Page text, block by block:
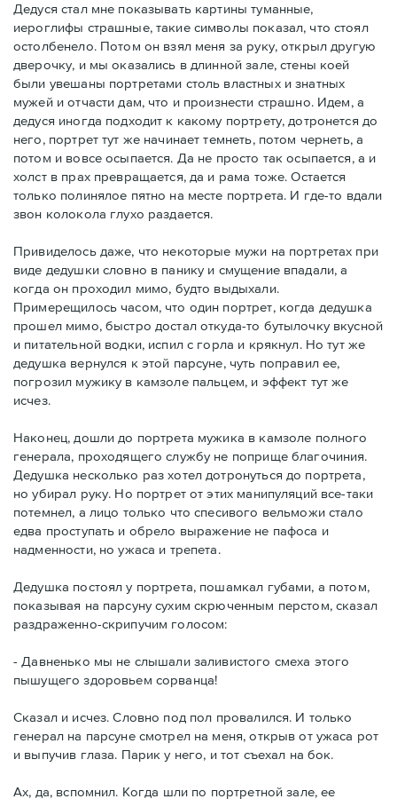
Дедуся стал мне показывать картины туманные,
иероглифы страшные, такие символы показал, что стоял
остолбенело. Потом он взял меня за руку, открыл другую
дверочку, и мы оказались в длинной зале, стены коей
были увешаны портретами столь властных и знатных
мужей и отчасти дам, что и произнести страшно. Идем, а
дедуся иногда подходит к какому портрету, дотронется до
него, портрет тут же начинает темнеть, потом чернеть, а
потом и вовсе осыпается. Да не просто так осыпается, а и
холст в прах превращается, да и рама тоже. Остается
только полинялое пятно на месте портрета. И где-то вдали
звон колокола глухо раздается.
Привиделось даже, что некоторые мужи на портретах при
виде дедушки словно в панику и смущение впадали, а
когда он проходил мимо, будто выдыхали.
Примерещилось часом, что один портрет, когда дедушка
прошел мимо, быстро достал откуда-то бутылочку вкусной
и питательной водки, испил с горла и крякнул. Но тут же
дедушка вернулся к этой парсуне, чуть поправил ее,
погрозил мужику в камзоле пальцем, и эффект тут же
исчез.
Наконец, дошли до портрета мужика в камзоле полного
генерала, проходящего службу не поприще благочиния.
Дедушка несколько раз хотел дотронуться до портрета,
но убирал руку. Но портрет от этих манипуляций все-таки
потемнел, а лицо только что спесивого вельможи стало
едва проступать и обрело выражение не пафоса и
надменности, но ужаса и трепета.
Дедушка постоял у портрета, пошамкал губами, а потом,
показывая на парсуну сухим скрюченным перстом, сказал
раздраженно-скрипучим голосом:
- Давненько мы не слышали заливистого смеха этого
пышущего здоровьем сорванца!
Сказал и исчез. Словно под пол провалился. И только
генерал на парсуне смотрел на меня, открыв от ужаса рот
и выпучив глаза. Парик у него, и тот съехал на бок.
Ах, да, вспомнил. Когда шли по портретной зале, ее